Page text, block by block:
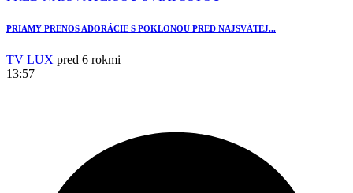
PRIAMY PRENOS ADORÁCIE S POKLONOU PRED NAJSVÄTEJ...
TV LUX pred 6 rokmi
13:57